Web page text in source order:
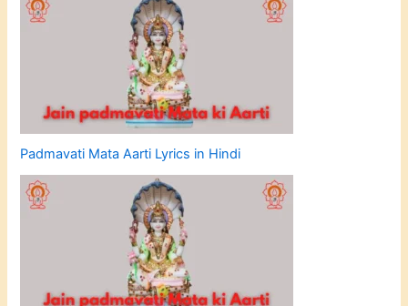
Padmavati Mata Aarti Lyrics in Hindi